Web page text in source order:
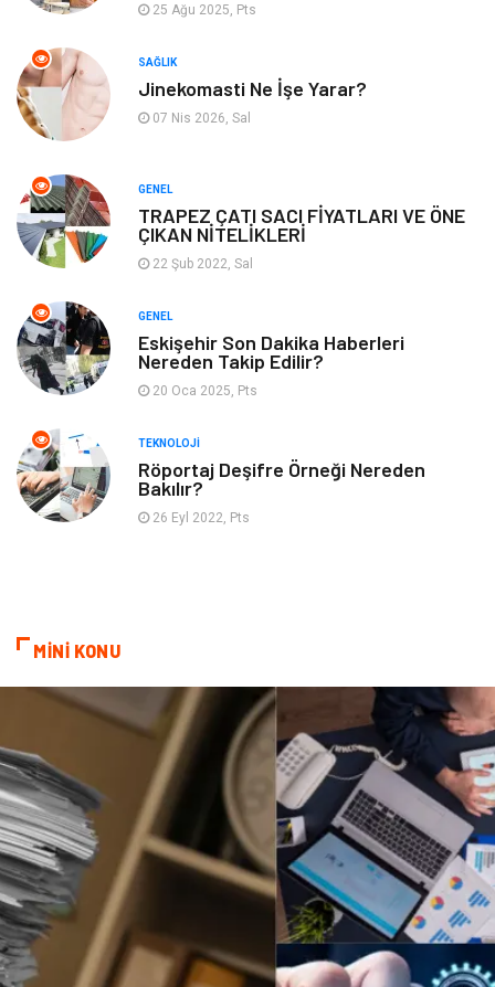
Aksesuar
Bebek Giyim Tarih
25 Ağu 2025, Pts
SAĞLIK
Jinekomasti Ne İşe Yarar?
07 Nis 2026, Sal
GENEL
TRAPEZ ÇATI SACI FİYATLARI VE ÖNE
ÇIKAN NİTELİKLERİ
22 Şub 2022, Sal
GENEL
Eskişehir Son Dakika Haberleri
Nereden Takip Edilir?
20 Oca 2025, Pts
TEKNOLOJI
Röportaj Deşifre Örneği Nereden
Bakılır?
26 Eyl 2022, Pts
MİNİ KONU